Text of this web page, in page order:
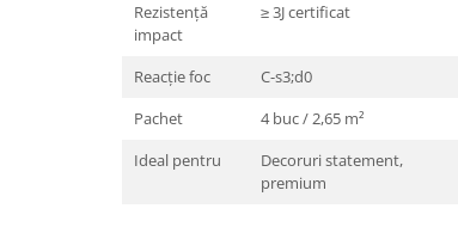
Rezistență
impact
≥ 3J certificat
Reacție foc C-s3;d0
Pachet
4 buc / 2,65 m²
Ideal pentru
Decoruri statement,
premium